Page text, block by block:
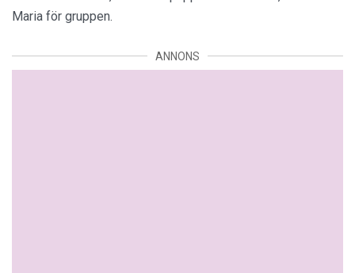
Maria för gruppen.
ANNONS